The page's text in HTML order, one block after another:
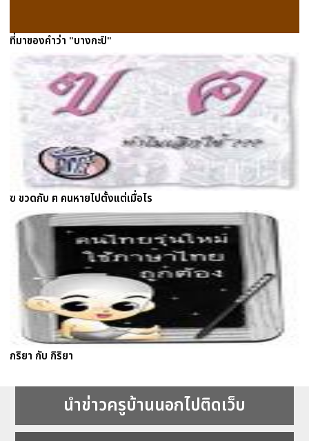
ที่มาของคำว่า "บางกะปิ"
ฃ ขวดกับ ฅ คนหายไปตั้งแต่เมื่อไร
กริยา กับ กิริยา
นำข่าวครูบ้านนอกไปติดเว็บ